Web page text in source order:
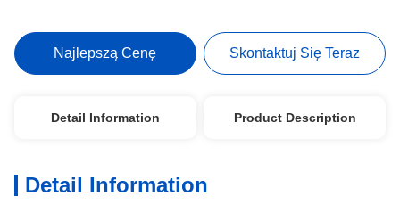
Najlepszą Cenę Skontaktuj Się Teraz
Detail Information Product Description
Detail Information